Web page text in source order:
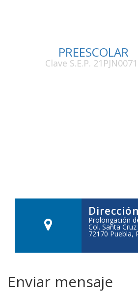
PREESCOLAR
Clave S.E.P.
Dirección
Prolongación
Col. Santa
72170 Puebla,
Enviar mensaje